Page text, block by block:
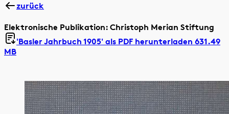
zurück
Elektronische Publikation: Christoph Merian Stiftung
'Basler Jahrbuch 1905' als PDF herunterladen 631.49
MB